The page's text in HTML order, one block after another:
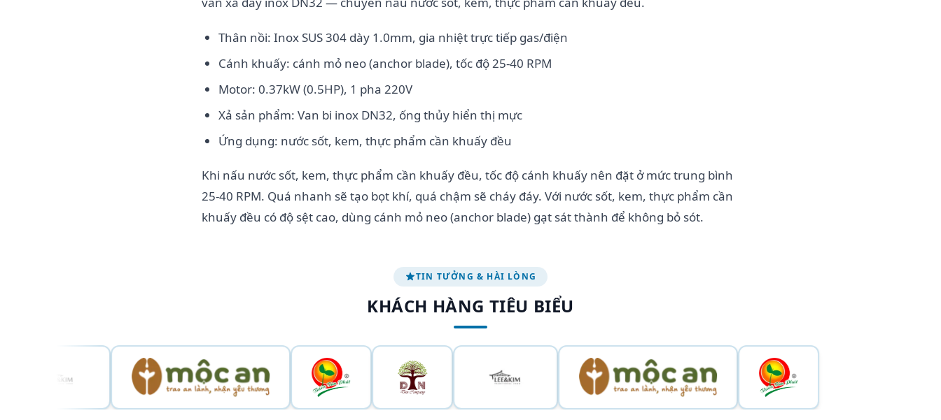
Thân nồi: Inox SUS 304 dày 1.0mm, gia nhiệt trực tiếp gas/điện
Cánh khuấy: cánh mỏ neo (anchor blade), tốc độ 25-40 RPM
Motor: 0.37kW (0.5HP), 1 pha 220V
Xả sản phẩm: Van bi inox DN32, ống thủy hiển thị mực
Ứng dụng: nước sốt, kem, thực phẩm cần khuấy đều
Khi nấu nước sốt, kem, thực phẩm cần khuấy đều, tốc độ cánh khuấy nên đặt ở mức trung bình
25-40 RPM. Quá nhanh sẽ tạo bọt khí, quá chậm sẽ cháy đáy. Với nước sốt, kem, thực phẩm cần
khuấy đều có độ sệt cao, dùng cánh mỏ neo (anchor blade) gạt sát thành để không bỏ sót.
TIN TƯỞNG & HÀI LÒNG
KHÁCH HÀNG TIÊU BIỂU